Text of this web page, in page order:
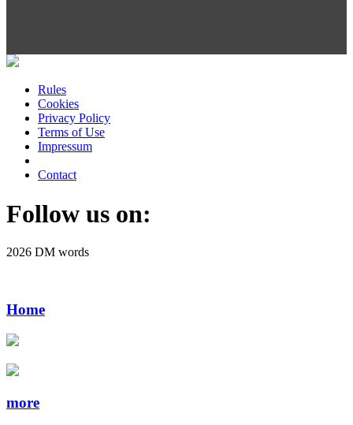
Rules
Cookies
Privacy Policy
Terms of Use
Impressum
Contact
Follow us on:
2026 DM words
Home
more